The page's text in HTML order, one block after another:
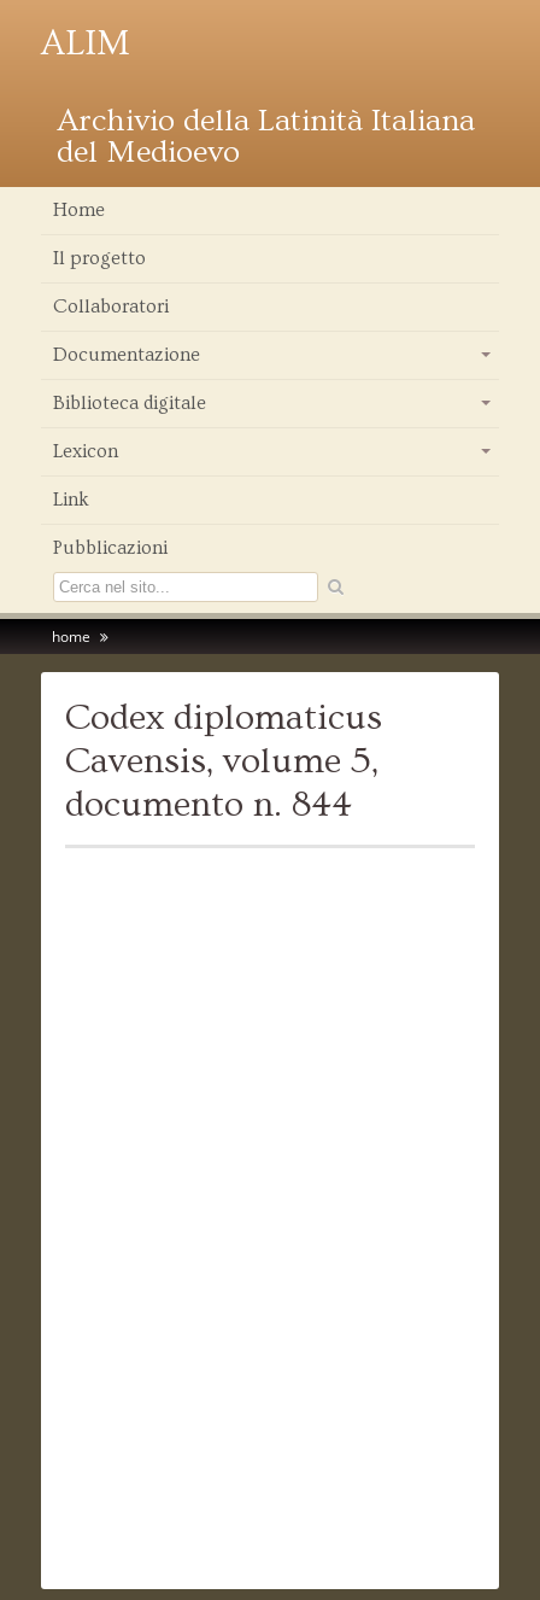
ALIM
Archivio della Latinità Italiana
del Medioevo
Home
Il progetto
Collaboratori
Documentazione
Biblioteca digitale
Lexicon
Link
Pubblicazioni
home
Codex diplomaticus
Cavensis, volume 5,
documento n. 844